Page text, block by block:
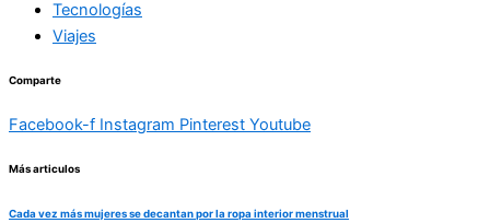
Tecnologías
Viajes
Comparte
Facebook-f Instagram Pinterest Youtube
Más articulos
Cada vez más mujeres se decantan por la ropa interior menstrual